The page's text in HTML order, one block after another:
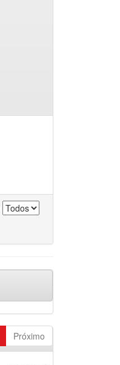
Próximo